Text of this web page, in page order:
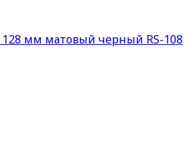
128 мм матовый черный RS-108